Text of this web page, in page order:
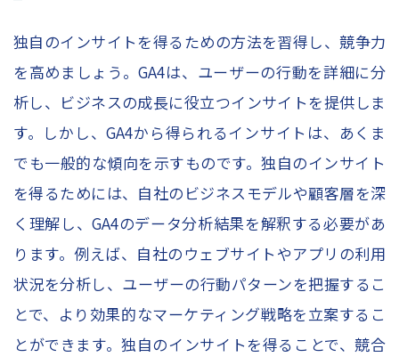
独自のインサイトを得るための方法を習得し、競争力
を高めましょう。GA4は、ユーザーの行動を詳細に分
析し、ビジネスの成長に役立つインサイトを提供しま
す。しかし、GA4から得られるインサイトは、あくま
でも一般的な傾向を示すものです。独自のインサイト
を得るためには、自社のビジネスモデルや顧客層を深
く理解し、GA4のデータ分析結果を解釈する必要があ
ります。例えば、自社のウェブサイトやアプリの利用
状況を分析し、ユーザーの行動パターンを把握するこ
とで、より効果的なマーケティング戦略を立案するこ
とができます。独自のインサイトを得ることで、競合